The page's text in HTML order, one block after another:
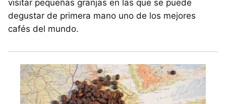
visitar pequeñas granjas en las que se puede
degustar de primera mano uno de los mejores
cafés del mundo.